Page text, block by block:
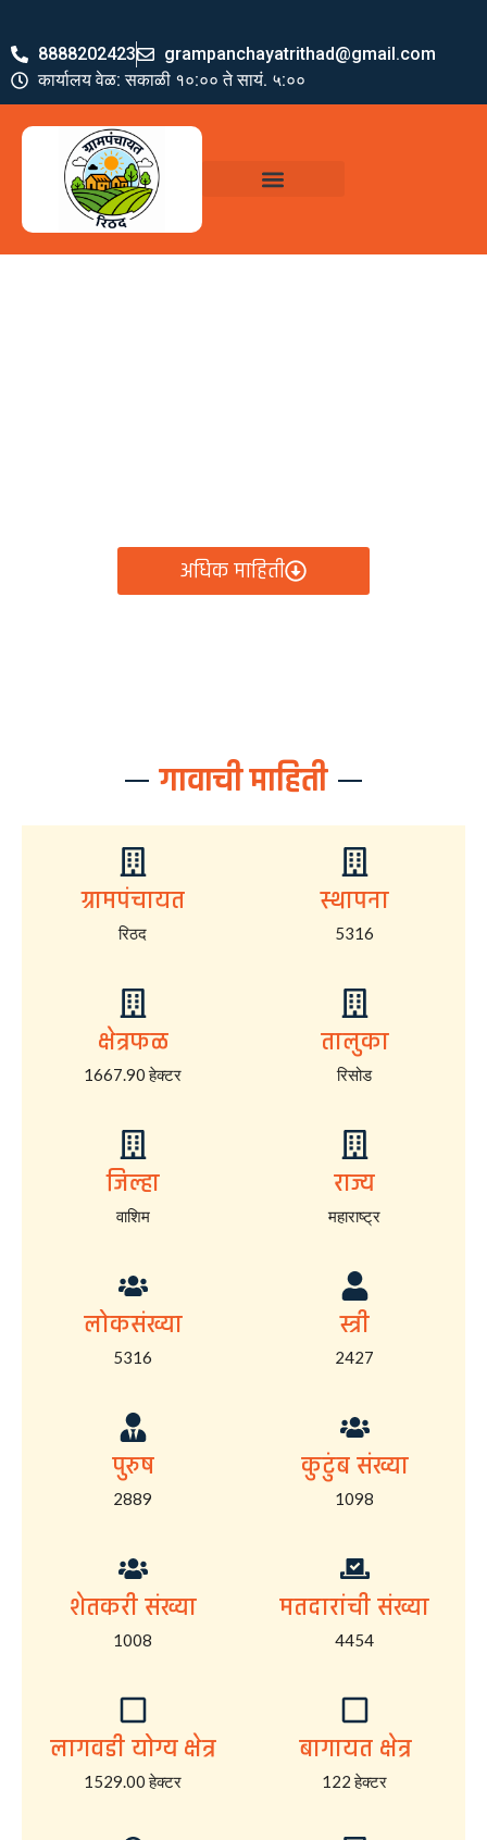
8888202423
grampanchayatrithad@gmail.com
कार्यालय वेळ: सकाळी १०:०० ते सायं. ५:००
अधिक माहिती
गावाची माहिती
ग्रामपंचायत
रिठद
स्थापना
5316
क्षेत्रफळ
1667.90 हेक्टर
तालुका
रिसोड
जिल्हा
वाशिम
राज्य
महाराष्ट्र
लोकसंख्या
5316
स्त्री
2427
पुरुष
2889
कुटुंब संख्या
1098
शेतकरी संख्या
1008
मतदारांची संख्या
4454
लागवडी योग्य क्षेत्र
1529.00 हेक्टर
बागायत क्षेत्र
122 हेक्टर